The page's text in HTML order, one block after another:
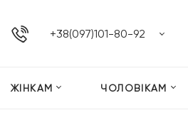
+38(097)101-80-92
ЖІНКАМ ЧОЛОВІКАМ